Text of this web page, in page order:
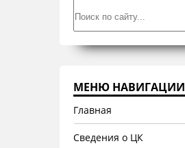
МЕНЮ НАВИГАЦИИ
Главная
Сведения о ЦК